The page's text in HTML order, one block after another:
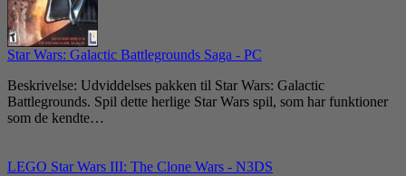
Star Wars: Galactic Battlegrounds Saga - PC
Beskrivelse: Udviddelses pakken til Star Wars: Galactic
Battlegrounds. Spil dette herlige Star Wars spil, som har funktioner
som de kendte…
LEGO Star Wars III: The Clone Wars - N3DS